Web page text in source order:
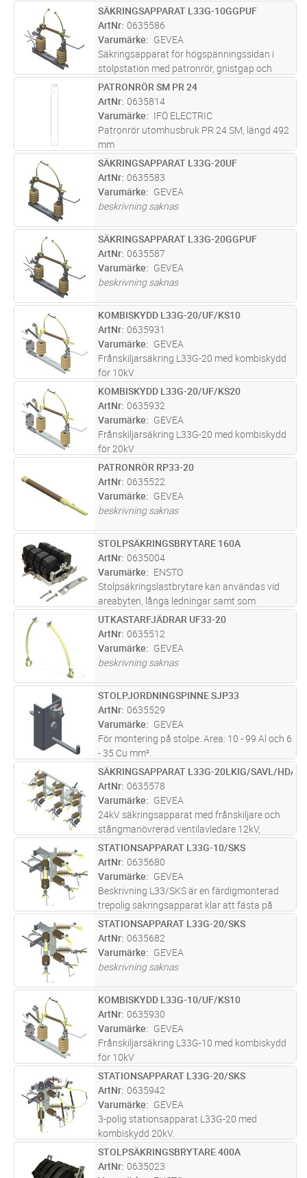
ST Lägg i kundvagn
SÄKRINGSAPPARAT L33G-10GGPUF
ArtNr 0635586
Varumärke
GEVEA
Säkringsapparat för högspänningssidan i
stolpstation med patronrör, gnistgap och
utkastarfjädrar. Används som
kortslutningsskydd. Med isolatorer av
gjutharts monterade på fästbalk. Balken har
fyra fä...läs mer
ST Lägg i kundvagn
PATRONRÖR SM PR 24
ArtNr 0635814
Varumärke
IFÖ ELECTRIC
Patronrör utomhusbruk PR 24 SM, längd 492
mm
ST Lägg i kundvagn
SÄKRINGSAPPARAT L33G-20UF
ArtNr 0635583
Varumärke
GEVEA
beskrivning saknas
ST Lägg i kundvagn
SÄKRINGSAPPARAT L33G-20GGPUF
ArtNr 0635587
Varumärke
GEVEA
beskrivning saknas
ST Lägg i kundvagn
KOMBISKYDD L33G-20/UF/KS10
ArtNr 0635931
Varumärke
GEVEA
Frånskiljarsäkring L33G-20 med kombiskydd
för 10kV
ST Lägg i kundvagn
KOMBISKYDD L33G-20/UF/KS20
ArtNr 0635932
Varumärke
GEVEA
Frånskiljarsäkring L33G-20 med kombiskydd
för 20kV
ST Lägg i kundvagn
PATRONRÖR RP33-20
ArtNr 0635522
Varumärke
GEVEA
beskrivning saknas
ST Lägg i kundvagn
STOLPSÄKRINGSBRYTARE 160A
ArtNr 0635004
Varumärke
ENSTO
Stolpsäkringslastbrytare kan användas vid
areabyten, långa ledningar samt som
avsäkring i stolpstationer istället för
fördelningsskåp. Brytaren har separata
plastkåpor för inkommande och utgående
led...läs mer
PR Lägg i kundvagn
UTKASTARFJÄDRAR UF33-20
ArtNr 0635512
Varumärke
GEVEA
beskrivning saknas
ST Lägg i kundvagn
STOLPJORDNINGSPINNE SJP33
ArtNr 0635529
Varumärke
GEVEA
För montering på stolpe. Area: 10 - 99 Al och 6
- 35 Cu mm².
ST Lägg i kundvagn
SÄKRINGSAPPARAT L33G-20LKIG/SAVL/HDA12
ArtNr 0635578
Varumärke
GEVEA
24kV säkringsapparat med frånskiljare och
stångmanövrerad ventilavledare 12kV,
monterad på Bertilregel. Levereras
fabriksmontard och injusterad som trepolig
enhet med manöverstång. Inklusive flexi
mer
ST Lägg i kundvagn
STATIONSAPPARAT L33G-10/SKS
ArtNr 0635680
Varumärke
GEVEA
Beskrivning L33/SKS är en färdigmonterad
trepolig säkringsapparat klar att fästa på
stolpen. Infästningen mot stolpen sker med
en kompakt smideskonstruktion (SKS). Då
hela apparaten levereras färdigm
ST Lägg i kundvagn
STATIONSAPPARAT L33G-20/SKS
ArtNr 0635682
Varumärke
GEVEA
beskrivning saknas
ST Lägg i kundvagn
KOMBISKYDD L33G-10/UF/KS10
ArtNr 0635930
Varumärke
GEVEA
Frånskiljarsäkring L33G-10 med kombiskydd
för 10kV
ST Lägg i kundvagn
STATIONSAPPARAT L33G-20/SKS
ArtNr 0635942
Varumärke
GEVEA
3-polig stationsapparat L33G-20 med
kombiskydd 20kV.
ST Lägg i kundvagn
STOLPSÄKRINGSBRYTARE 400A
ArtNr 0635023